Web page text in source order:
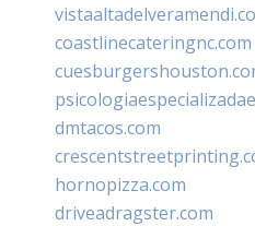
coastlinecateringnc.com
dmtacos.com
hornopizza.com
driveadragster.com